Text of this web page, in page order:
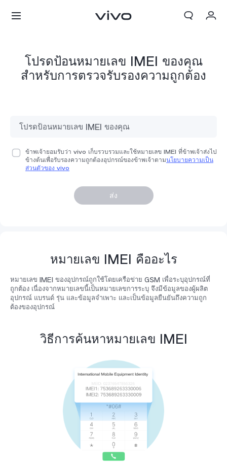
ประเทศไทย | เลือกประเทศ/ภูมิภาค
Cart
โปรดป้อนหมายเลข IMEI ของคุณ
สำหรับการตรวจรับรองความถูกต้อง
ข้าพเจ้ายอมรับว่า vivo เก็บรวบรวมและใช้หมายเลข IMEI ที่ข้าพเจ้าส่งไป
ข้างต้นเพื่อรับรองความถูกต้องอุปกรณ์ของข้าพเจ้าตามนโยบายความเป็น
ส่วนตัวของ vivo
ส่ง
หมายเลข IMEI คืออะไร
หมายเลข IMEI ของอุปกรณ์ถูกใช้โดยเครือข่าย GSM เพื่อระบุอุปกรณ์ที่
ถูกต้อง เนื่องจากหมายเลขนี้เป็นหมายเลขการระบุ จึงมีข้อมูลของผู้ผลิต
อุปกรณ์ แบรนด์ รุ่น และข้อมูลจำเพาะ และเป็นข้อมูลยืนยันถึงความถูก
ต้องของอุปกรณ์
วิธีการค้นหาหมายเลข IMEI